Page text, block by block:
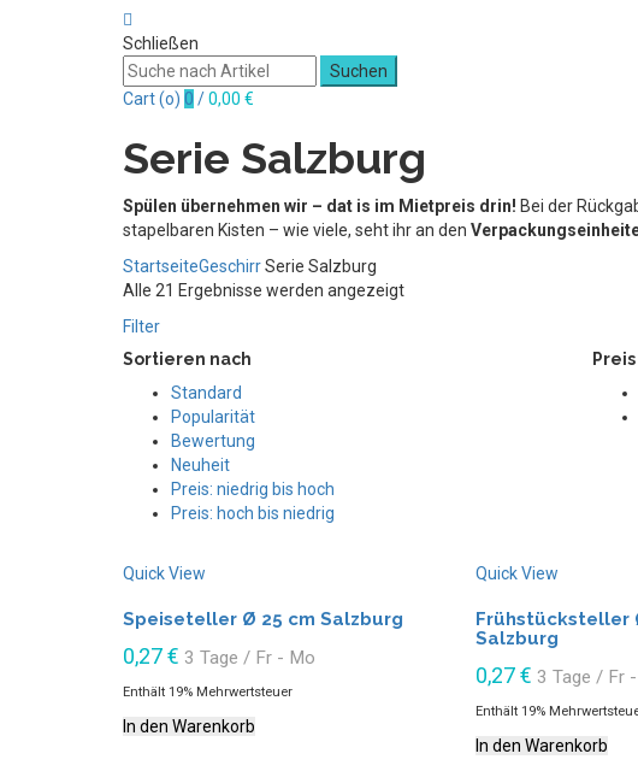
Schließen
Suchen
Cart (o) 0 /0,00 €
Serie Salzburg
Spülen übernehmen wir – dat is im Mietpreis drin! Bei der
stapelbaren Kisten – wie viele, seht ihr an den
StartseiteGeschirrSerie Salzburg
Alle 21 Ergebnisse werden angezeigt
Filter
Sortieren nach
Standard
Popularität
Bewertung
Neuheit
Preis: niedrig bis hoch
Preis: hoch bis niedrig
Quick View
Speiseteller Ø 25 cm Salzburg
0,27€ 3 Tage / Fr - Mo
Enthält 19% Mehrwertsteuer
In den Warenkorb
Quick View
Frühstücksteller
Salzburg
0,27€ 3 Tage / Fr
Enthält 19%
In den Warenkorb